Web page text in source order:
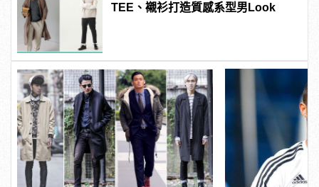
TEE、襯衫打造質感系型男Look